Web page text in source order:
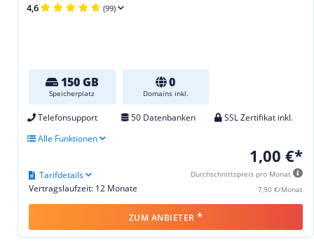
4,6 (99)
150 GB
Speicherplatz
0
Domains inkl.
Telefonsupport 50 Datenbanken
SSL Zertifikat inkl.
Alle Funktionen
1,00 €*
Durchschnittspreis pro Monat
7,90 €/Monat
Vertragslaufzeit: 12 Monate
Tarifdetails
ZUM ANBIETER *